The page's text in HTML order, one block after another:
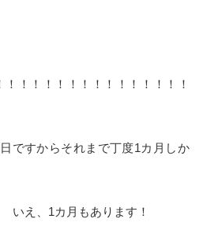
！！！！！！！！！！！！！！！
らそれまで丁度1カ月しか
もあります！